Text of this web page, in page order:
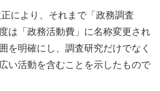
により、それまで「政務調査
は「政務活動費」に名称変更され
を明確にし、調査研究だけでなく
い活動を含むことを示したもので